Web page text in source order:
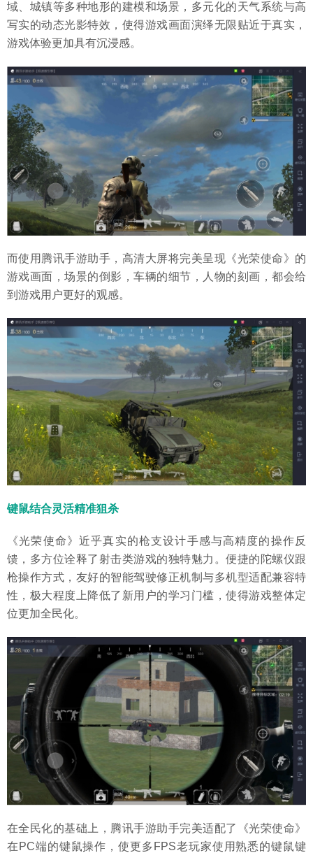
域、城镇等多种地形的建模和场景，多元化的天气系统与高
写实的动态光影特效，使得游戏画面演绎无限贴近于真实，
游戏体验更加具有沉浸感。
而使用腾讯手游助手，高清大屏将完美呈现《光荣使命》的
游戏画面，场景的倒影，车辆的细节，人物的刻画，都会给
到游戏用户更好的观感。
键鼠结合灵活精准狙杀
《光荣使命》近乎真实的枪支设计手感与高精度的操作反
馈，多方位诠释了射击类游戏的独特魅力。便捷的陀螺仪跟
枪操作方式，友好的智能驾驶修正机制与多机型适配兼容特
性，极大程度上降低了新用户的学习门槛，使得游戏整体定
位更加全民化。
在全民化的基础上，腾讯手游助手完美适配了《光荣使命》
在PC端的键鼠操作，使更多FPS老玩家使用熟悉的键鼠键